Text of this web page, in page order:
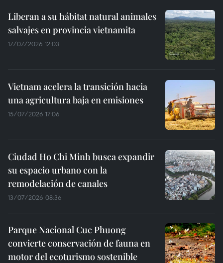
Liberan a su hábitat natural animales
salvajes en provincia vietnamita
17/07/2026 12:03
Vietnam acelera la transición hacia
una agricultura baja en emisiones
15/07/2026 17:06
Ciudad Ho Chi Minh busca expandir
su espacio urbano con la
remodelación de canales
13/07/2026 08:36
Parque Nacional Cuc Phuong
convierte conservación de fauna en
motor del ecoturismo sostenible